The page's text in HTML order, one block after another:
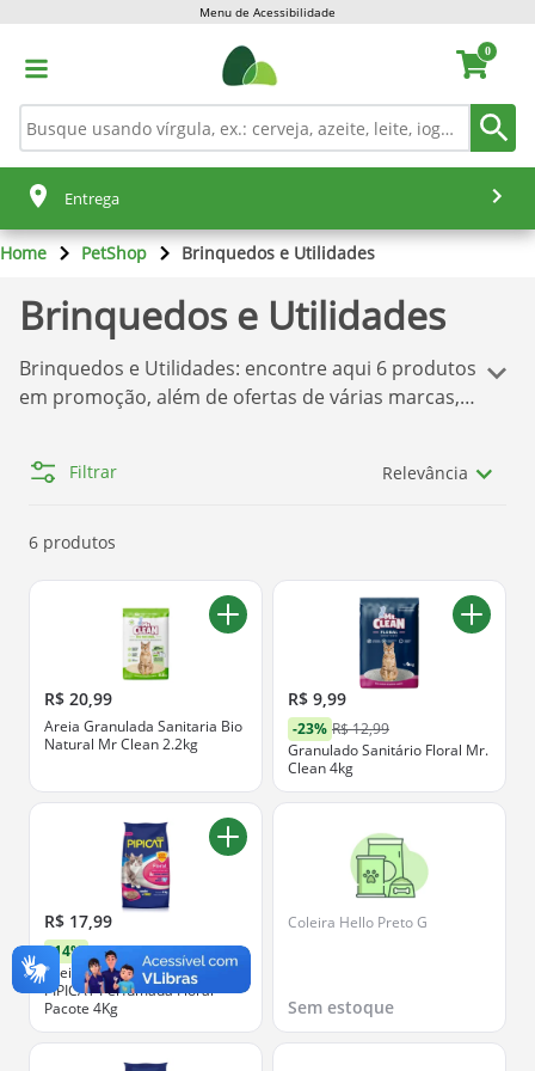
Menu de Acessibilidade
0
Entrega
Home PetShop Brinquedos e Utilidades
Brinquedos e Utilidades
Brinquedos e Utilidades: encontre aqui 6 produtos
em promoção, além de ofertas de várias marcas,
dor de cabeça! Temos aqui a melhor seleção de
produtosPão de Açúcar
. Se você quer comprar os
ofertas abaixo.
Filtrar Relevância
6 produtos
R$ 20,99
Areia Granulada Sanitaria Bio
Natural Mr Clean 2.2kg
R$ 9,99
-23% R$ 12,99
Granulado Sanitário Floral Mr.
Clean 4kg
R$ 17,99
-14% R$ 20,99
Areia Higiênica Para Gato
PIPICAT Perfumada Floral
Pacote 4Kg
Coleira Hello Preto G
Sem estoque